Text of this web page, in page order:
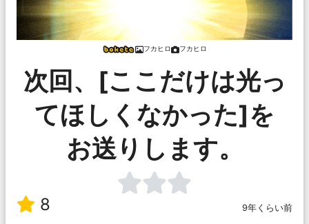
フカヒロ フカヒロ
次回、[ここだけは光っ
てほしくなかった]を
お送りします。
8 9年くらい前